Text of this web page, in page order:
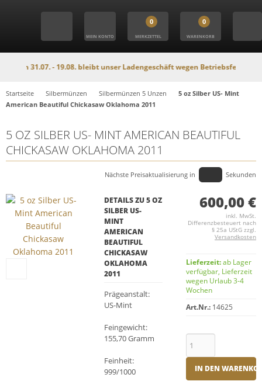
MEIN KONTO
0
MERKZETTEL
0
WARENKORB
31.07. - 19.08. bleibt unser Ladengeschäft wegen Betriebsferien
Startseite Silbermünzen Silbermünzen 5 Unzen
5 oz Silber US- Mint
American Beautiful Chickasaw Oklahoma 2011
5 OZ SILBER US- MINT AMERICAN BEAUTIFUL
CHICKASAW OKLAHOMA 2011
Nächste Preisaktualisierung in Sekunden
DETAILS ZU 5 OZ
SILBER US-
MINT
AMERICAN
BEAUTIFUL
CHICKASAW
OKLAHOMA
2011
Prägeanstalt:
US-Mint
Feingewicht:
155,70 Gramm
Feinheit:
999/1000
600,00 €
inkl. MwSt.
Differenzbesteuert nach
§ 25a UStG zzgl.
Versandkosten
Lieferzeit:ab Lager
verfügbar, Lieferzeit
wegen Urlaub 3-4
Wochen
Art.Nr.: 14625
IN DEN